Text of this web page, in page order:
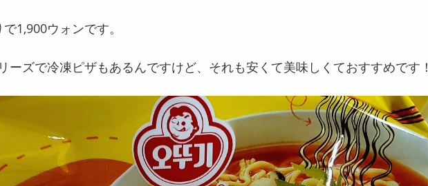
1,900ウォンです。
ーズで冷凍ピザもあるんですけど、それも安くて美味しくておすすめです！